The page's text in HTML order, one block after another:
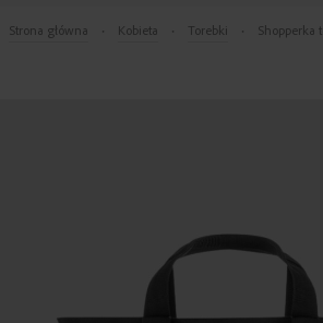
Strona główna Kobieta Torebki Shopperka